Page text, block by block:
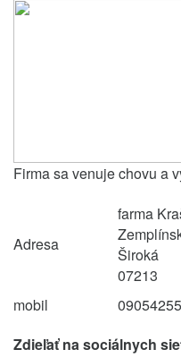
Firma sa venuje chovu a
Adresa
farma
Široká
07213
mobil
Zdieľať na sociálnych